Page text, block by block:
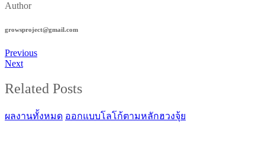
Author
growsproject@gmail.com
Previous
Next
Related Posts
ผลงานทั้งหมด ออกแบบโลโก้ตามหลักฮวงจุ้ย